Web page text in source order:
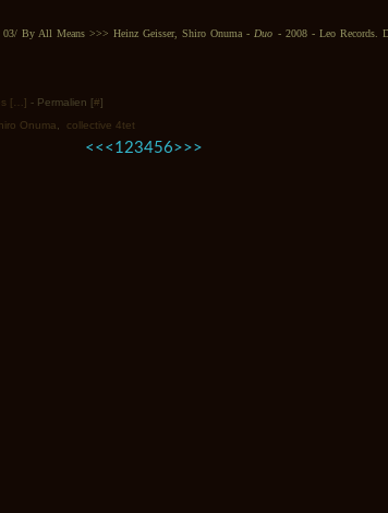
By All Means >>> Heinz Geisser, Shiro Onuma - Duo - 2008 - Leo Records.
[ ] - Permalien [#]
Onuma collective 4tet
<< < 123456>>>